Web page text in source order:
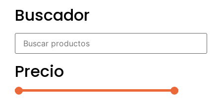
Buscador
Precio